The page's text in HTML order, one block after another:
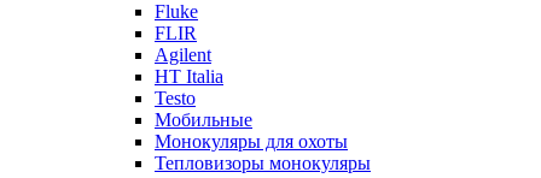
Fluke
FLIR
Agilent
HT Italia
Testo
Мобильные
Монокуляры для охоты
Тепловизоры монокуляры